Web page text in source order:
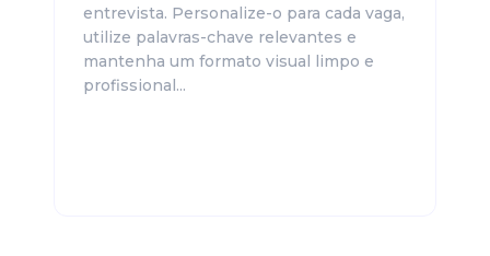
entrevista. Personalize-o para cada vaga,
utilize palavras-chave relevantes e
mantenha um formato visual limpo e
profissional...